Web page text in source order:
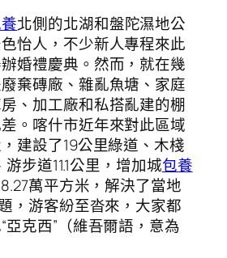
北側的北湖和盤陀濕地公
怡人，不少新人專程來此
婚禮慶典。然而，就在幾
棄磚廠、雜亂魚塘、家庭
、加工廠和私搭亂建的棚
。喀什市近年來對此區域
建設了19公里綠道、木棧
步道11.1公里，增加城包養
萬平方米，解決了當地
，游客紛至沓來，大家都
亞克西”（維吾爾語，意為